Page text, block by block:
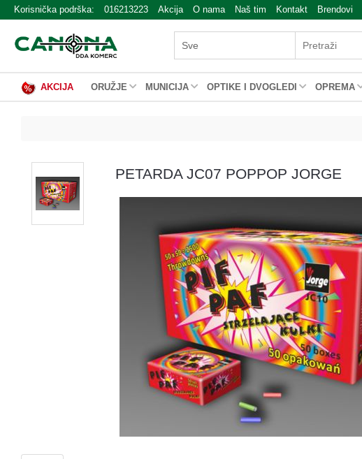
Korisnička podrška: 016213223 Akcija O nama Naš tim Kontakt Brendovi
AKCIJA ORUŽJE MUNICIJA OPTIKE I DVOGLEDI OPREMA
PETARDA JC07 POPPOP JORGE